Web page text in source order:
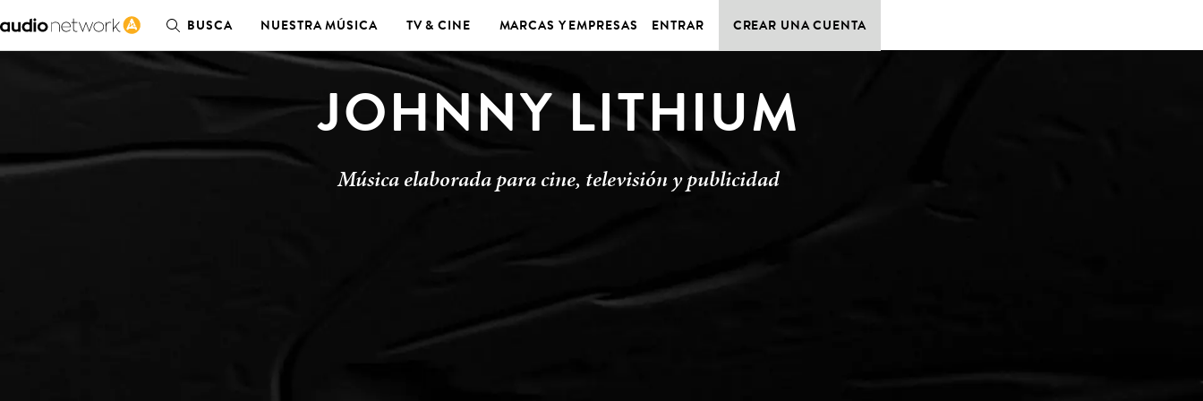
BUSCA NUESTRA MÚSICA TV & CINE MARCAS Y EMPRESAS ENTRAR CREAR UNA CUENTA
JOHNNY LITHIUM
Música elaborada para cine, televisión y publicidad